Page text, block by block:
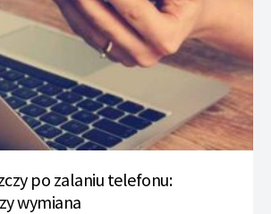
po zalaniu telefonu:
wymiana